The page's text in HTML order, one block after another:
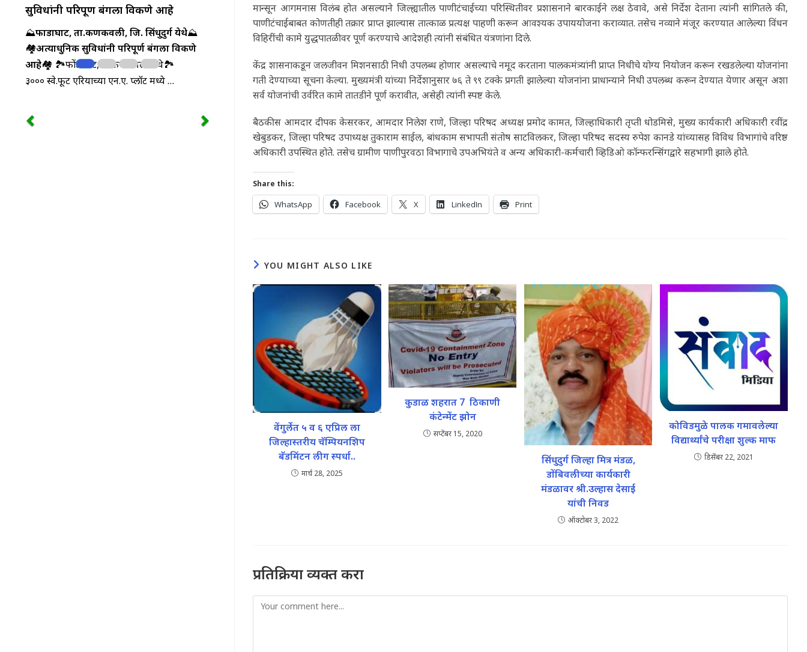
मान्सून आगमनास विलंब होत असल्याने जिल्ह्यातील पाणीटंचाईच्या परिस्थितीवर प्रशासनाने बारकाईने लक्ष ठेवावे, असे निर्देश देताना त्यांनी सांगितले की,
पाणीटंचाईबाबत कोणतीही तक्रार प्राप्त झाल्यास तात्काळ प्रत्यक्ष पाहणी करून आवश्यक उपाययोजना कराव्यात. तसेच नव्याने मंजूर करण्यात आलेल्या विंधन
विहिरींची कामे युद्धपातळीवर पूर्ण करण्याचे आदेशही त्यांनी संबंधित यंत्रणांना दिले.
केंद्र शासनाकडून जलजीवन मिशनसाठी निधी उपलब्ध होणार असल्याचे नमूद करताना पालकमंत्र्यांनी प्राप्त निधीचे योग्य नियोजन करून रखडलेल्या योजनांना
गती देण्याच्या सूचना केल्या. मुख्यमंत्री यांच्या निर्देशानुसार ७६ ते ९९ टक्के प्रगती झालेल्या योजनांना प्राधान्याने निधी उपलब्ध करून देण्यात येणार असून अशा
सर्व योजनांची उर्वरित कामे तातडीने पूर्ण करावीत, असेही त्यांनी स्पष्ट केले.
बैठकीस आमदार दीपक केसरकर, आमदार निलेश राणे, जिल्हा परिषद अध्यक्ष प्रमोद कामत, जिल्हाधिकारी तृप्ती धोडमिसे, मुख्य कार्यकारी अधिकारी रवींद्र
खेबुडकर, जिल्हा परिषद उपाध्यक्ष तुकाराम साईल, बांधकाम सभापती संतोष साटविलकर, जिल्हा परिषद सदस्य रुपेश कानडे यांच्यासह विविध विभागांचे वरिष्ठ
अधिकारी उपस्थित होते. तसेच ग्रामीण पाणीपुरवठा विभागाचे उपअभियंते व अन्य अधिकारी-कर्मचारी व्हिडिओ कॉन्फरन्सिंगद्वारे सहभागी झाले होते.
Share this:
WhatsApp Facebook X LinkedIn Print
YOU MIGHT ALSO LIKE
वेंगुर्लेत ५ व ६ एप्रिल ला
जिल्हास्तरीय चॅम्पियनशिप
बॅडमिंटन लीग स्पर्धा..
मार्च 28, 2025
कुडाळ शहरात 7 ठिकाणी
कंटेन्मेंट झोन
सप्टेंबर 15, 2020
सिंधुदुर्ग जिल्हा मित्र मंडळ,
डोंबिवलीच्या कार्यकारी
मंडळावर श्री.उल्हास देसाई
यांची निवड
ऑक्टोबर 3, 2022
कोविडमुळे पालक गमावलेल्या
विद्यार्थ्यांचे परीक्षा शुल्क माफ
डिसेंबर 22, 2021
प्रतिक्रिया व्यक्त करा
Comment
सुविधांनी परिपूर्ण बंगला विकणे आहे
⛰️फोंडाघाट, ता.कणकवली, जि. सिंधुदुर्ग येथे⛰️
🏘️अत्याधुनिक सुविधांनी परिपूर्ण बंगला विकणे
आहे🏘️ 🏞️फोंडाघाट, ता.कणकवली येथे🏞️
३००० स्वे.फूट एरियाच्या एन.ए. प्लॉट मध्ये …